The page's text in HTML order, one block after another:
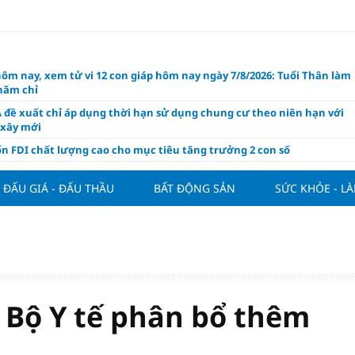
nay, xem tử vi 12 con giáp hôm nay ngày 7/8/2026: Tuổi Thân làm
chỉ
đề xuất chỉ áp dụng thời hạn sử dụng chung cư theo niên hạn với
mới
FDI chất lượng cao cho mục tiêu tăng trưởng 2 con số
nào để Việt Nam hiện thực hóa mục tiêu tăng trưởng 10%?
cứu tính tiền gửi Kho bạc vào nguồn vốn huy động của ngân hàng
của Hoàng Hên
đưa kim cương vào ngành nghề kinh doanh có điều kiện như vàng
ĐẤU GIÁ - ĐẤU THẦU BẤT ĐỘNG SẢN SỨC KHỎE -
Y tế phân bổ thêm